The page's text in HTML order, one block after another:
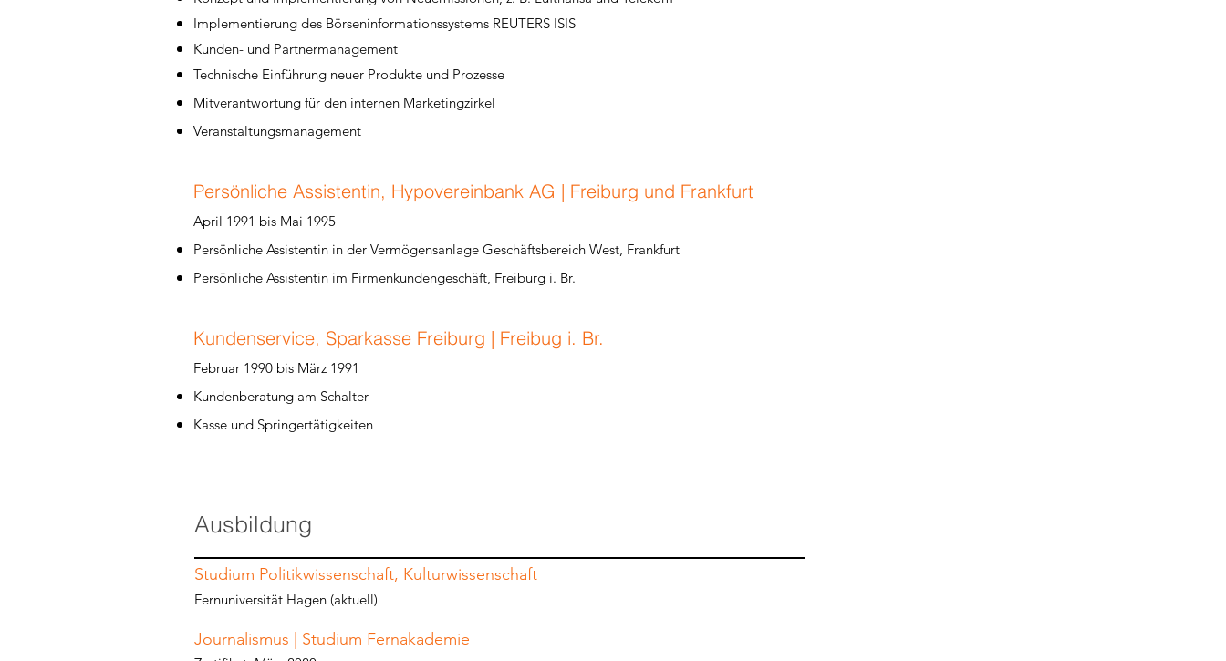
Implementierung des Börseninformationssystems REUTERS ISIS
Kunden- und Partnermanagement
Technische Einführung neuer Produkte und Prozesse
Mitverantwortung für den internen Marketingzirkel
Veranstaltungsmanagement
Persönliche Assistentin, Hypovereinbank AG | Freiburg und Frankfurt​
April 1991 bis Mai 1995
Persönliche Assistentin in der Vermögensanlage Geschäftsbereich West, Frankfurt
Persönliche Assistentin im Firmenkundengeschäft, Freiburg i. Br.
Kundenservice, Sparkasse Freiburg | Freibug i. Br.​
Februar 1990 bis März 1991
Kundenberatung am Schalter
Kasse und Springertätigkeiten
Ausbildung
Studium Politikwissenschaft, Kulturwissenschaft
Fernuniversität Hagen (aktuell)
Journalismus | Studium Fernakademie